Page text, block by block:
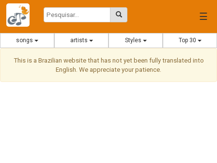
☰
songs artists Styles Top 30
This is a Brazilian website that has not yet been fully translated into
English. We appreciate your patience.